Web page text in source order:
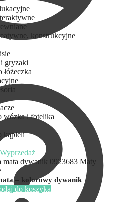
konstrukcyjne
gryzaki
łóżeczka
wózka i fotelika
kąpieli
– kolorowy dywanik
do koszyka